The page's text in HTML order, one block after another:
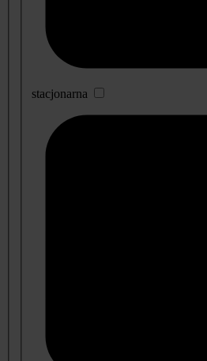
stacjonarna